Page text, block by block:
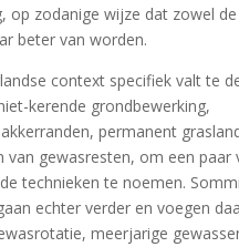
op zodanige wijze dat zowel
beter van worden.
context specifiek valt te
kerende grondbewerking,
permanent
van gewasresten, om een paar
technieken te noemen.
echter verder en voegen
meerjarige